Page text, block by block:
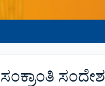
ಸಂಕ್ರಾಂತಿ ಸಂದೇಶ